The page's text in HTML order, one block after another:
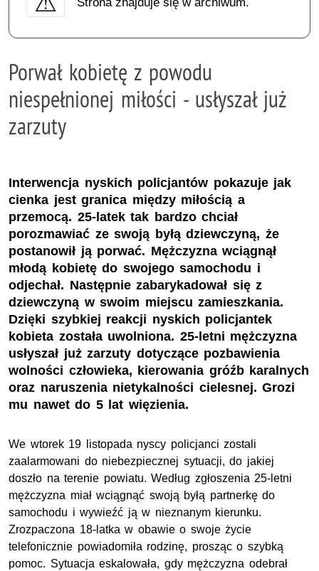
Porwał kobietę z powodu
niespełnionej miłości - usłyszał już
zarzuty
Interwencja nyskich policjantów pokazuje jak
cienka jest granica między miłością a
przemocą. 25-latek tak bardzo chciał
porozmawiać ze swoją byłą dziewczyną, że
postanowił ją porwać. Mężczyzna wciągnął
młodą kobietę do swojego samochodu i
odjechał. Następnie zabarykadował się z
dziewczyną w swoim miejscu zamieszkania.
Dzięki szybkiej reakcji nyskich policjantek
kobieta została uwolniona. 25-letni mężczyzna
usłyszał już zarzuty dotyczące pozbawienia
wolności człowieka, kierowania gróźb karalnych
oraz naruszenia nietykalności cielesnej. Grozi
mu nawet do 5 lat więzienia.
We wtorek 19 listopada nyscy policjanci zostali
zaalarmowani do niebezpiecznej sytuacji, do jakiej
doszło na terenie powiatu. Według zgłoszenia 25-letni
mężczyzna miał wciągnąć swoją byłą partnerkę do
samochodu i wywieźć ją w nieznanym kierunku.
Zrozpaczona 18-latka w obawie o swoje życie
telefonicznie powiadomiła rodzinę, prosząc o szybką
pomoc. Sytuacja eskalowała, gdy mężczyzna odebrał